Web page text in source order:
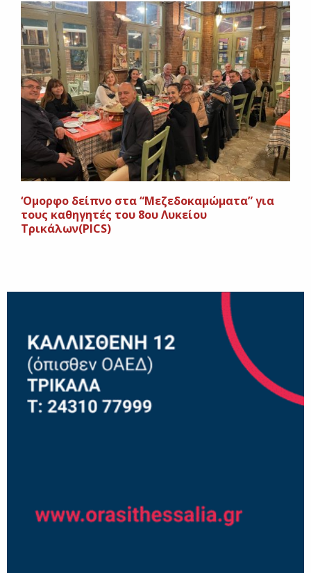
‘Oμορφο δείπνο στα “Μεζεδοκαμώματα” για
τους καθηγητές του 8ου Λυκείου
Τρικάλων(PICS)